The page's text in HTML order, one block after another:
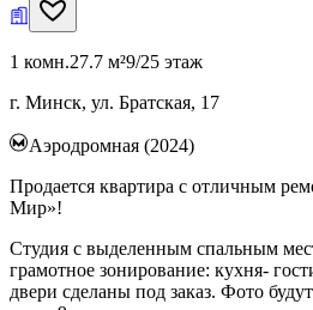
1 комн.27.7 м²9/25 этаж
г. Минск, ул. Братская, 17
Аэродромная (2024)
Продается квартира с отличным
Мир»!
Студия с выделенным спальным
грамотное зонирование: кухня-
двери сделаны под заказ. Фото